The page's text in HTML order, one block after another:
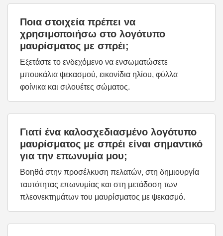
Ποια στοιχεία πρέπει να
χρησιμοποιήσω στο λογότυπο
μαυρίσματος με σπρέι;
Εξετάστε το ενδεχόμενο να ενσωματώσετε
μπουκάλια ψεκασμού, εικονίδια ηλίου, φύλλα
φοίνικα και σιλουέτες σώματος.
Γιατί ένα καλοσχεδιασμένο λογότυπο
μαυρίσματος με σπρέι είναι σημαντικό
για την επωνυμία μου;
Βοηθά στην προσέλκυση πελατών, στη δημιουργία
ταυτότητας επωνυμίας και στη μετάδοση των
πλεονεκτημάτων του μαυρίσματος με ψεκασμό.